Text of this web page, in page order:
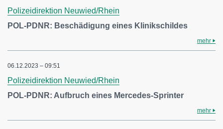
Polizeidirektion Neuwied/Rhein
POL-PDNR: Beschädigung eines Klinikschildes
mehr
06.12.2023 – 09:51
Polizeidirektion Neuwied/Rhein
POL-PDNR: Aufbruch eines Mercedes-Sprinter
mehr